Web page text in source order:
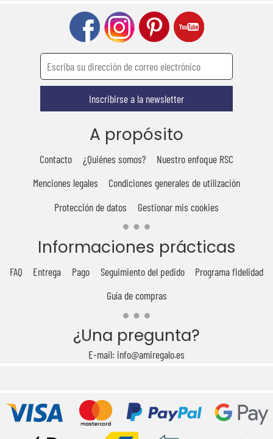
Inscribirse a la newsletter
A propósito
Contacto ¿Quiénes somos?
Nuestro enfoque RSC
Menciones legales
Condiciones generales de utilización
Protección de datos
Gestionar mis cookies
Informaciones prácticas
FAQ Entrega Pago Seguimiento del pedido
Programa fidelidad
Guía de compras
¿Una pregunta?
E-mail: info@amiregalo.es